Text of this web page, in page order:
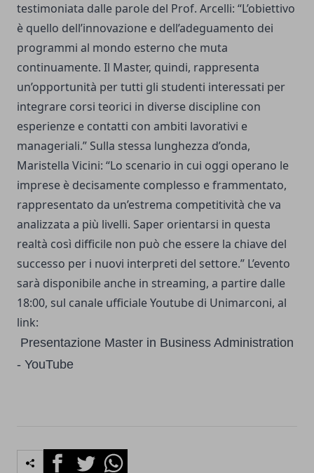
testimoniata dalle parole del Prof. Arcelli: “L’obiettivo
è quello dell’innovazione e dell’adeguamento dei
programmi al mondo esterno che muta
continuamente. Il Master, quindi, rappresenta
un’opportunità per tutti gli studenti interessati per
integrare corsi teorici in diverse discipline con
esperienze e contatti con ambiti lavorativi e
manageriali.” Sulla stessa lunghezza d’onda,
Maristella Vicini: “Lo scenario in cui oggi operano le
imprese è decisamente complesso e frammentato,
rappresentato da un’estrema competitività che va
analizzata a più livelli. Saper orientarsi in questa
realtà così difficile non può che essere la chiave del
successo per i nuovi interpreti del settore.” L’evento
sarà disponibile anche in streaming, a partire dalle
18:00, sul canale ufficiale Youtube di Unimarconi, al
link:
Presentazione Master in Business Administration
- YouTube
FacebookTwitterWhatsapp